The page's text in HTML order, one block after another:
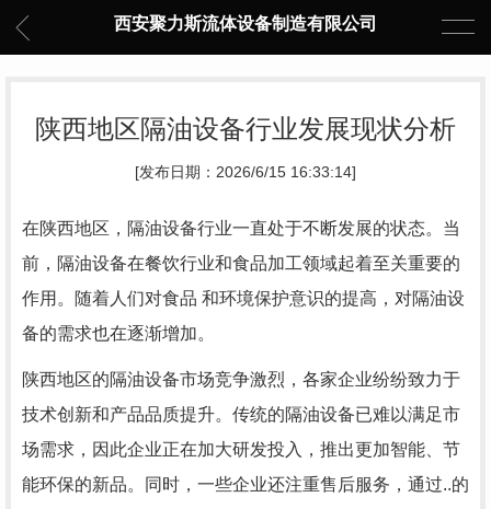
西安聚力斯流体设备制造有限公司
陕西地区隔油设备行业发展现状分析
[发布日期：2026/6/15 16:33:14]
在陕西地区，隔油设备行业一直处于不断发展的状态。当
前，隔油设备在餐饮行业和食品加工领域起着至关重要的
作用。随着人们对食品 和环境保护意识的提高，对隔油设
备的需求也在逐渐增加。
陕西地区的隔油设备市场竞争激烈，各家企业纷纷致力于
技术创新和产品品质提升。传统的隔油设备已难以满足市
场需求，因此企业正在加大研发投入，推出更加智能、节
能环保的新品。同时，一些企业还注重售后服务，通过..的